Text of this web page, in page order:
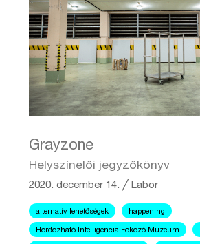
Grayzone
Helyszínelői jegyzőkönyv
2020. december 14. ╱ Labor
alternatív lehetőségek happening
Hordozható Intelligencia Fokozó Múzeum